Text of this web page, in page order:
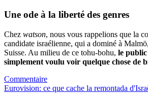
Une ode à la liberté des genres
Chez watson, nous vous rappelions que la
candidate israélienne, qui a dominé à
Suisse. Au milieu de ce tohu-bohu, le
simplement voulu voir quelque chose de
Commentaire
Eurovision: ce que cache la remontada